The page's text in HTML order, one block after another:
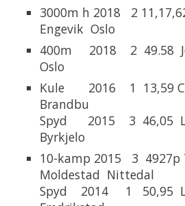
3000m h 2018 2
Engevik Oslo
400m 2018 2 49.58
Oslo
Kule 2016 1 13,59
Brandbu
Spyd 2015 3 46,05
Byrkjelo
10-kamp 2015 3 4927p
Moldestad Nittedal
Spyd 2014 1 50,95